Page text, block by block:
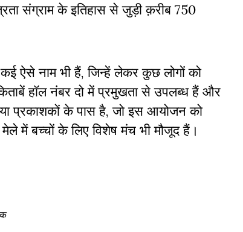
संग्राम के इतिहास से जुड़ी क़रीब 750
कई ऐसे नाम भी हैं, जिन्हें लेकर कुछ लोगों को
हॉल नंबर दो में प्रमुखता से उपलब्ध हैं और
प्रकाशकों के पास है, जो इस आयोजन को
में बच्चों के लिए विशेष मंच भी मौजूद हैं।